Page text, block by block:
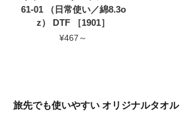
61-01 （日常使い／綿8.3o
z） DTF ［1901］
¥467～
旅先でも使いやすい オリジナルタオル